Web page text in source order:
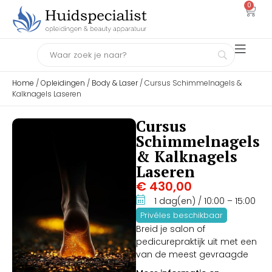
0
Home /Opleidingen / Body & Laser/ Cursus Schimmelnagels &
Kalknagels Laseren
Cursus
Schimmelnagels
& Kalknagels
Laseren
€ 430,00
1 dag(en) / 10:00 – 15:00
Privéles beschikbaar
Breid je salon of
pedicurepraktijk uit met een
van de meest gevraagde
behandelingen van dit